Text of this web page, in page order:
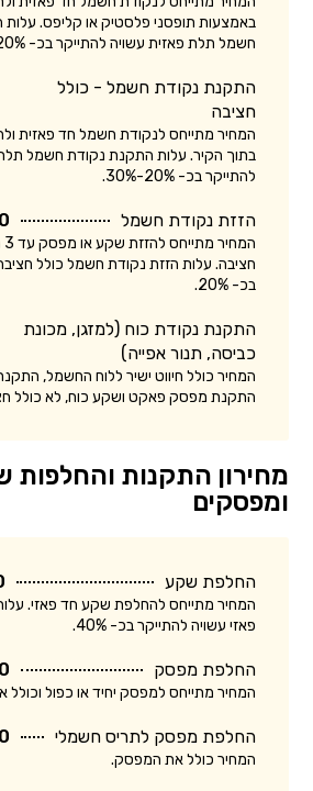
באמצעות תופסני פלסטיק או קליפס.
חשמל תלת פאזית עשויה להתייקר בכ- 20%-30%.
התקנת נקודת חשמל - כולל
חציבה
בתוך הקיר. עלות התקנת נקודת חשמל
להתייקר בכ- 20%-30%.
הזזת נקודת חשמל ₪
חציבה. עלות הזזת נקודת חשמל כולל
בכ- 20%.
התקנת נקודת כוח (למזגן, מכונת
כביסה, תנור אפייה)
המחיר כולל חיווט ישיר ללוח החשמל,
התקנת מפסק פאקט ושקע כוח, לא כולל
מחירון התקנות והחלפות
ומפסקים
החלפת שקע
המחיר מתייחס להחלפת שקע חד פאזי.
פאזי עשויה להתייקר בכ- 40%.
החלפת מפסק ₪
המחיר מתייחס למפסק יחיד או כפול
החלפת מפסק לתריס חשמלי ₪
המחיר כולל את המפסק.